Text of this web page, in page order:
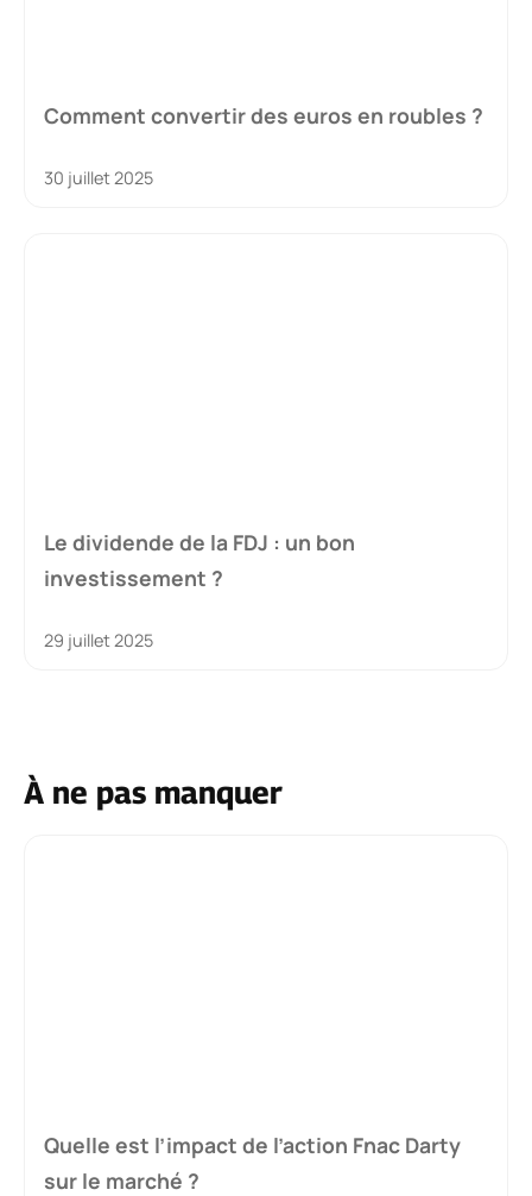
Comment convertir des euros en roubles ?
30 juillet 2025
Le dividende de la FDJ : un bon
investissement ?
29 juillet 2025
À ne pas manquer
Quelle est l’impact de l’action Fnac Darty
sur le marché ?